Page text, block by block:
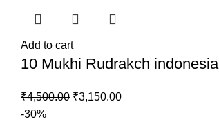
Add to cart
10 Mukhi Rudrakch indonesia
₹4,500.00 Original
₹3,150.00Current
-30%